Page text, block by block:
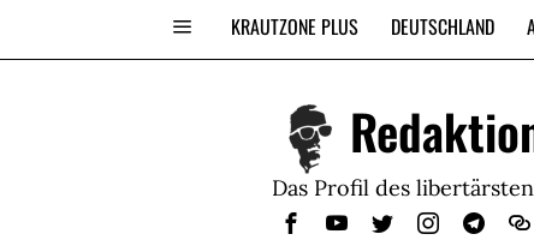
KRAUTZONE PLUS DEUTSCHLAND
Das Profil des